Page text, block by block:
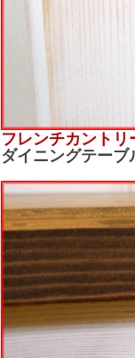
フレンチカント
ダイニングテー